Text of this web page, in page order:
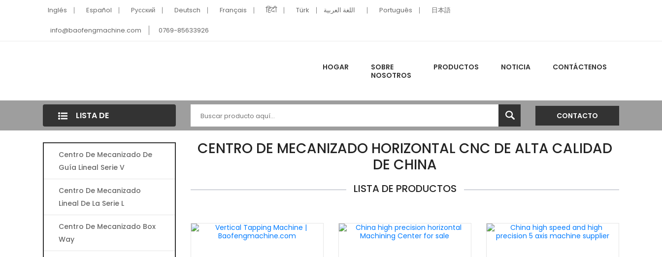
Inglés Español Pусский Deutsch Français हिंदी Türk اللغة العربية Português 日本語
info@baofengmachine.com 0769-85633926
HOGAR
SOBRE
NOSOTROS
PRODUCTOS NOTICIA CONTÁCTENOS
LISTA DE
CONTACTO
Centro De Mecanizado De
Guía Lineal Serie V
Centro De Mecanizado
Lineal De La Serie L
Centro De Mecanizado Box
Way
CENTRO DE MECANIZADO HORIZONTAL CNC DE ALTA CALIDAD
DE CHINA
LISTA DE PRODUCTOS